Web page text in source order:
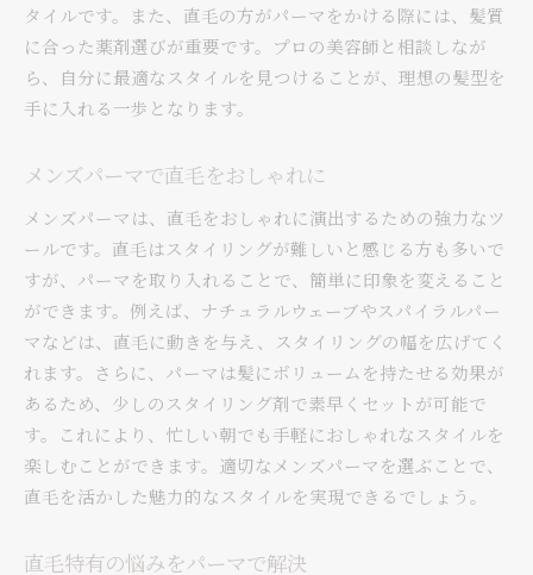
タイルです。また、直毛の方がパーマをかける際には、髪質
に合った薬剤選びが重要です。プロの美容師と相談しなが
ら、自分に最適なスタイルを見つけることが、理想の髪型を
手に入れる一歩となります。
メンズパーマで直毛をおしゃれに
メンズパーマは、直毛をおしゃれに演出するための強力なツ
ールです。直毛はスタイリングが難しいと感じる方も多いで
すが、パーマを取り入れることで、簡単に印象を変えること
ができます。例えば、ナチュラルウェーブやスパイラルパー
マなどは、直毛に動きを与え、スタイリングの幅を広げてく
れます。さらに、パーマは髪にボリュームを持たせる効果が
あるため、少しのスタイリング剤で素早くセットが可能で
す。これにより、忙しい朝でも手軽におしゃれなスタイルを
楽しむことができます。適切なメンズパーマを選ぶことで、
直毛を活かした魅力的なスタイルを実現できるでしょう。
直毛特有の悩みをパーマで解決